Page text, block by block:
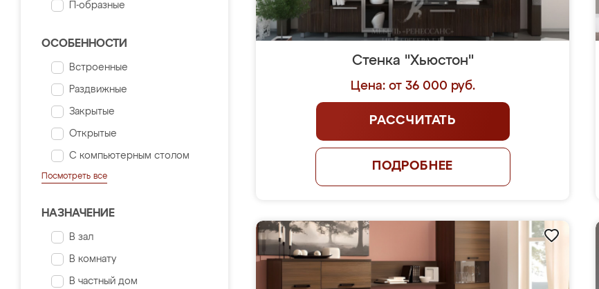
П-образные
ОСОБЕННОСТИ
Встроенные
Раздвижные
Закрытые
Открытые
С компьютерным столом
Посмотреть все
НАЗНАЧЕНИЕ
В зал
В комнату
В частный дом
Стенка "Хьюстон"
Цена: от 36 000 руб.
РАССЧИТАТЬ
ПОДРОБНЕЕ